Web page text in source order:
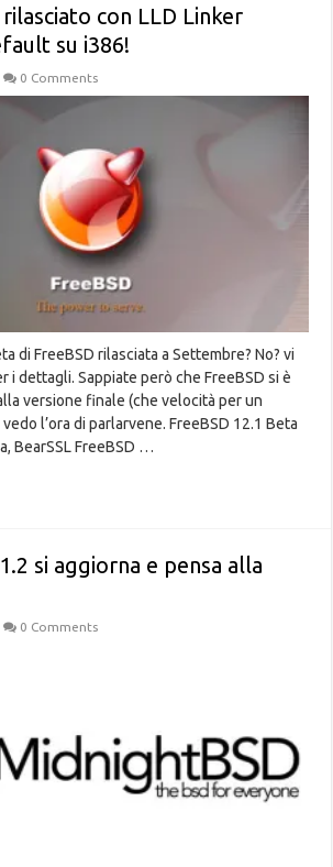
rilasciato con LLD Linker
su i386!
0 Comments
di FreeBSD rilasciata a Settembre? No? vi
i dettagli. Sappiate però che FreeBSD si è
versione finale (che velocità per un
l’ora di parlarvene. FreeBSD 12.1 Beta
BearSSL FreeBSD …
si aggiorna e pensa alla
0 Comments